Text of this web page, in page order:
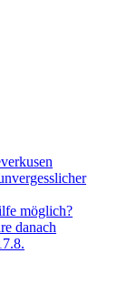
möglich?
danach